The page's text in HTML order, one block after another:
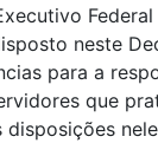
neste
para a
que